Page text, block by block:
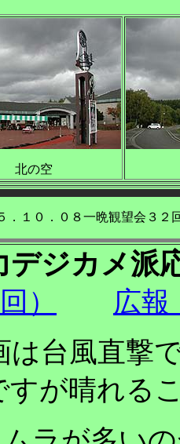
北の空
．１０．０８一晩観望会３
デジカメ派
）
広報
は台風直撃
すが晴れる